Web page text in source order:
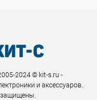
2024 © kit-s.ru -
и аксессуаров.
защищены.